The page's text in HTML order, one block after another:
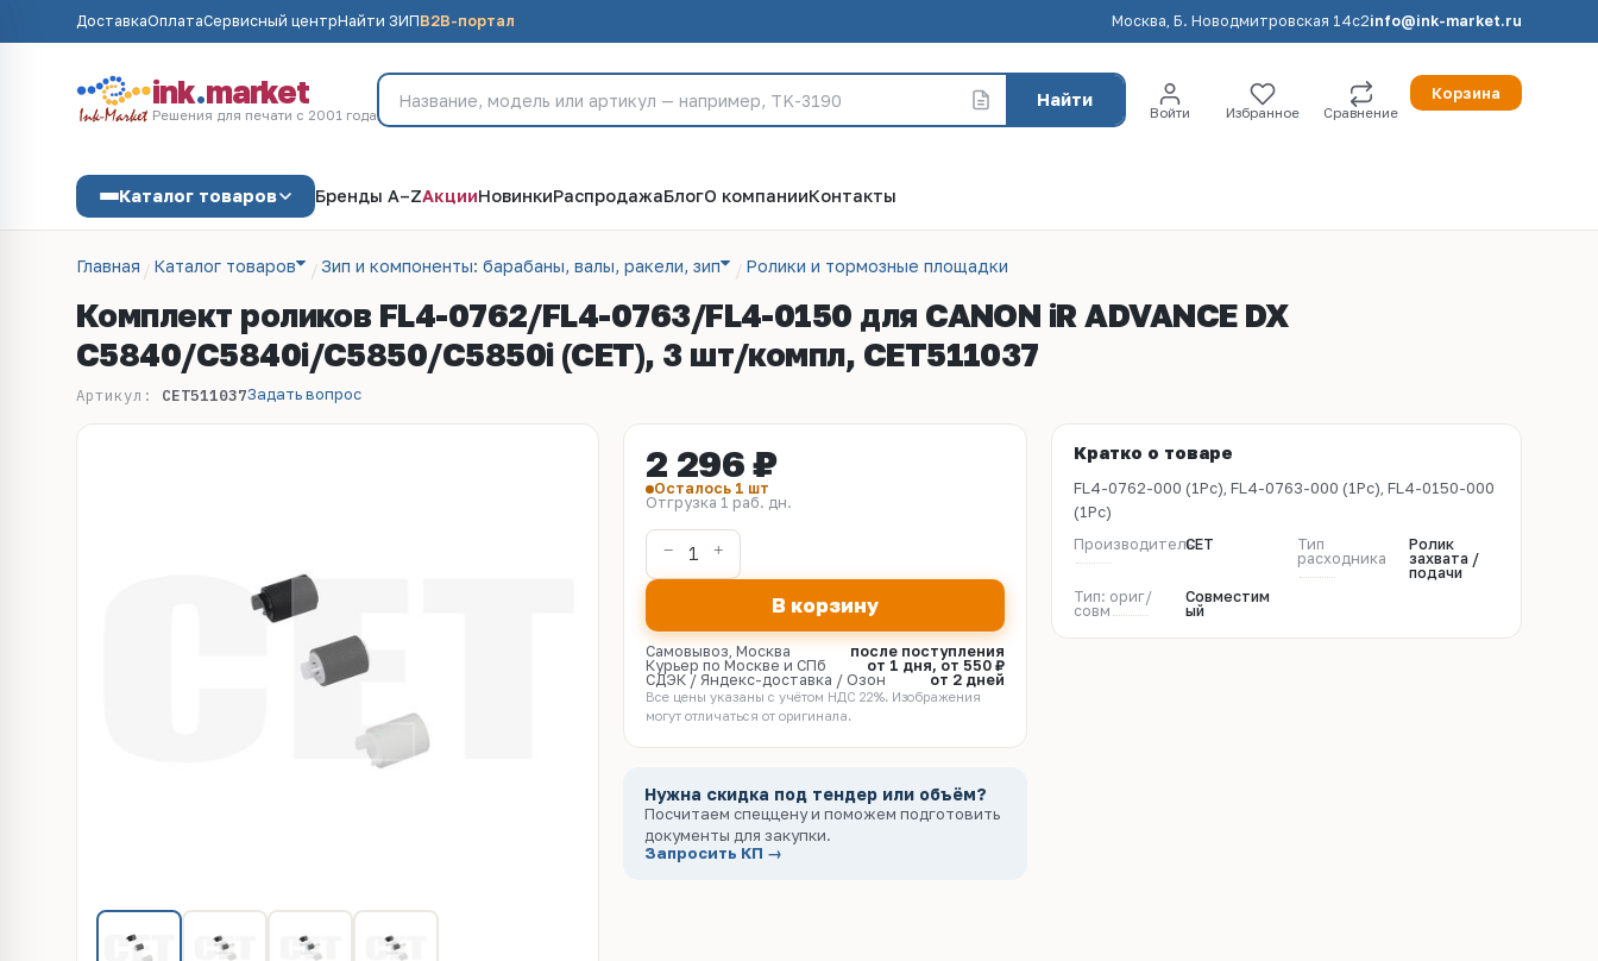
ДоставкаОплатаСервисный центрНайти ЗИПB2B-портал Москва, Б. Новодмитровская 14с2info@ink-market.ru
ink.market
Решения для печати с 2001 года
Найти
Войти Избранное Сравнение
Корзина
Каталог товаров Бренды A–ZАкцииНовинкиРаспродажаБлогО компанииКонтакты
Главная Каталог товаров Зип и компоненты: барабаны, валы, ракели, зип Ролики и тормозные площадки
Комплект роликов FL4-0762/FL4-0763/FL4-0150 для CANON iR ADVANCE DX
C5840/C5840i/C5850/C5850i (CET), 3 шт/компл, CET511037
Артикул: CET511037Задать вопрос
2 296 ₽
Осталось 1 шт
Отгрузка 1 раб. дн.
В корзину
Самовывоз, Москва
после поступления
Курьер по Москве и СПб
от 1 дня, от 550 ₽
СДЭК / Яндекс-доставка / Озон
от 2 дней
Все цены указаны с учётом НДС 22%. Изображения
могут отличаться от оригинала.
Нужна скидка под тендер или объём?
Посчитаем спеццену и поможем подготовить
документы для закупки.
Запросить КП →
Кратко о товаре
FL4-0762-000 (1Pc), FL4-0763-000 (1Pc), FL4-0150-000
(1Pc)
ПроизводительCET
Тип
расходника
Ролик
захвата /
подачи
Тип: ориг/
совм
Совместим
ый